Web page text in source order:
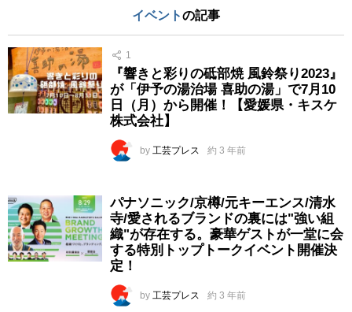
イベントの記事
1
『響きと彩りの砥部焼 風鈴祭り2023』
が「伊予の湯治場 喜助の湯」で7月10
日（月）から開催！【愛媛県・キスケ
株式会社】
by 工芸プレス 約 3 年前
パナソニック/京樽/元キーエンス/清水
寺/愛されるブランドの裏には"強い組
織"が存在する。豪華ゲストが一堂に会
する特別トップトークイベント開催決
定！
by 工芸プレス 約 3 年前